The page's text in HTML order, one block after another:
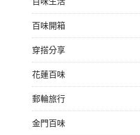
百味開箱
穿搭分享
花蓮百味
郵輪旅行
金門百味